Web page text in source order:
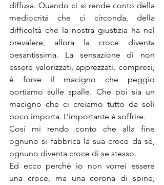
diffusa. Quando ci si rende conto della
mediocrità che ci circonda, della
difficoltà che la nostra giustizia ha nel
prevalere, allora la croce diventa
pesantissima. La sensazione di non
essere valorizzati, apprezzati, compresi,
è forse il macigno che peggio
portiamo sulle spalle. Che poi sia un
macigno che ci creiamo tutto da soli
poco importa. L’importante è soffrire.
Così mi rendo conto che alla fine
ognuno si fabbrica la sua croce da sé,
ognuno diventa croce di se stesso.
Ed ecco perché io non vorrei essere
una croce, ma una corona di spine,